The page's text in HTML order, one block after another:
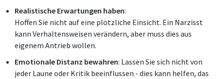
Realistische Erwartungen haben:
Hoffen Sie nicht auf eine plötzliche Einsicht. Ein Narzisst
kann Verhaltensweisen verändern, aber muss dies aus
eigenem Antrieb wollen.
Emotionale Distanz bewahren: Lassen Sie sich nicht von
jeder Laune oder Kritik beeinflussen - dies kann helfen, das